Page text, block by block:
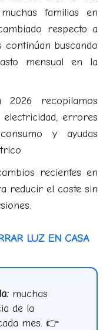
familias en
respecto a
buscando
mensual en la
recopilamos
errores
y ayudas
recientes en
reducir el coste sin
LUZ EN CASA
muchas
de la
mes. 👉